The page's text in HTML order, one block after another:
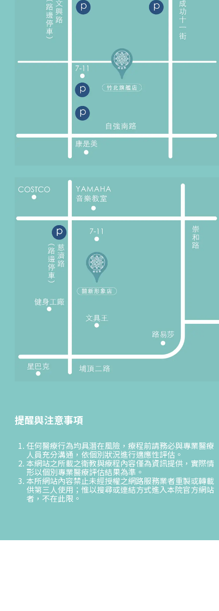
提醒與注意事項
任何醫療行為均具潛在風險，療程前請務必與專業醫療
人員充分溝通，依個別狀況進行適應性評估。
本網站之所載之衛教與療程內容僅為資訊提供，實際情
形以個別專業醫療評估結果為準。
本所網站內容禁止未經授權之網路服務業者重製或轉載
供第三人使用；惟以搜尋或連結方式進入本院官方網站
者，不在此限。